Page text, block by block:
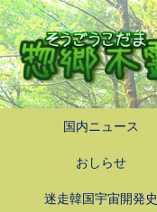
国内ニュース
おしらせ
迷走韓国宇宙開発史